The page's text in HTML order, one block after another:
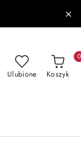
Ulubione Koszyk
0